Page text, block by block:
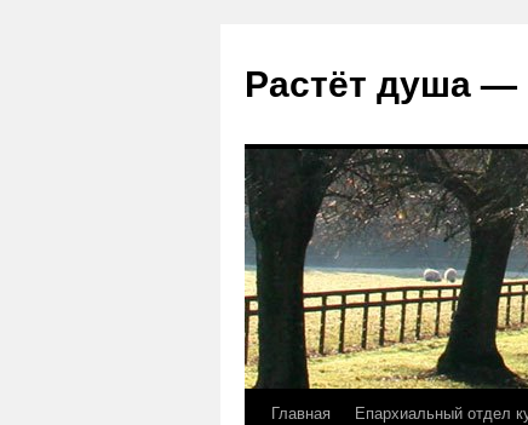
Растёт душа
Перейти
Главная Епархиальный отдел